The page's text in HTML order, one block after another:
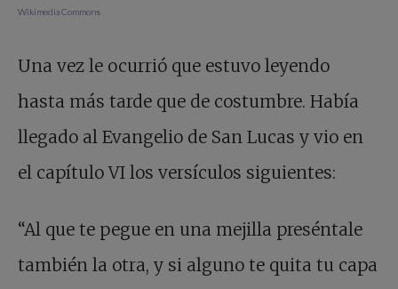
Wikimedia Commons
Una vez le ocurrió que estuvo leyendo
hasta más tarde que de costumbre. Había
llegado al Evangelio de San Lucas y vio en
el capítulo VI los versículos siguientes:
“Al que te pegue en una mejilla preséntale
también la otra, y si alguno te quita tu capa